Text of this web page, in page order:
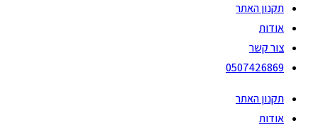
תקנון האתר
אודות
צור קשר
0507426869
תקנון האתר
אודות